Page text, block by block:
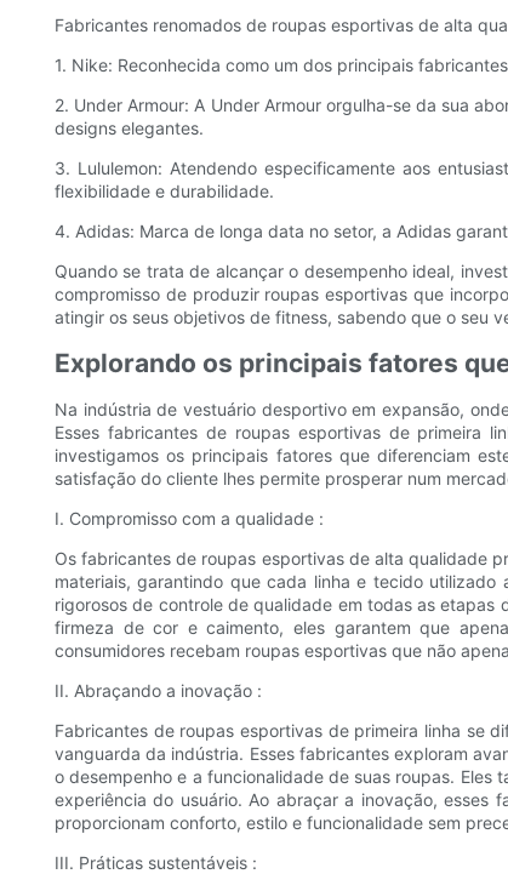
Fabricantes renomados de roupas esportivas de alta
1. Nike: Reconhecida como um dos principais
2. Under Armour: A Under Armour orgulha-se da sua
designs elegantes.
3. Lululemon: Atendendo especificamente aos
flexibilidade e durabilidade.
4. Adidas: Marca de longa data no setor, a Adidas
Quando se trata de alcançar o desempenho ideal,
compromisso de produzir roupas esportivas que
atingir os seus objetivos de fitness, sabendo que o seu
Explorando os principais fatores
Na indústria de vestuário desportivo em expansão,
Esses fabricantes de roupas esportivas de primeira
investigamos os principais fatores que diferenciam
satisfação do cliente lhes permite prosperar num
I. Compromisso com a qualidade :
Os fabricantes de roupas esportivas de alta qualidade
materiais, garantindo que cada linha e tecido
rigorosos de controle de qualidade em todas as
firmeza de cor e caimento, eles garantem que
consumidores recebam roupas esportivas que não
II. Abraçando a inovação :
Fabricantes de roupas esportivas de primeira linha se
vanguarda da indústria. Esses fabricantes exploram
o desempenho e a funcionalidade de suas roupas.
experiência do usuário. Ao abraçar a inovação, esses
proporcionam conforto, estilo e funcionalidade sem
III. Práticas sustentáveis :